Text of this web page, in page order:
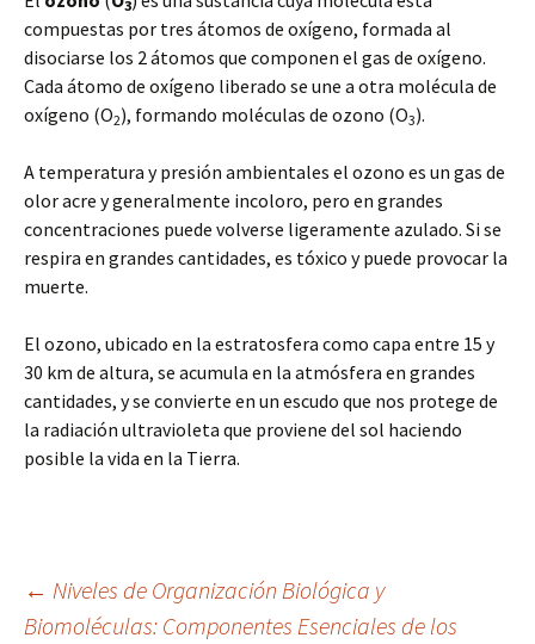
3
compuestas por tres átomos de oxígeno, formada al
disociarse los 2 átomos que componen el gas de oxígeno.
Cada átomo de oxígeno liberado se une a otra molécula de
oxígeno (O2), formando moléculas de ozono (O3).
A temperatura y presión ambientales el ozono es un gas de
olor acre y generalmente incoloro, pero en grandes
concentraciones puede volverse ligeramente azulado. Si se
respira en grandes cantidades, es tóxico y puede provocar la
muerte.
El ozono, ubicado en la estratosfera como capa entre 15 y
30 km de altura, se acumula en la atmósfera en grandes
cantidades, y se convierte en un escudo que nos protege de
la radiación ultravioleta que proviene del sol haciendo
posible la vida en la Tierra.
Navegación
← Niveles de Organización Biológica y
Biomoléculas: Componentes Esenciales de los